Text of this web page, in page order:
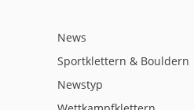
News
Sportklettern & Bouldern
Newstyp